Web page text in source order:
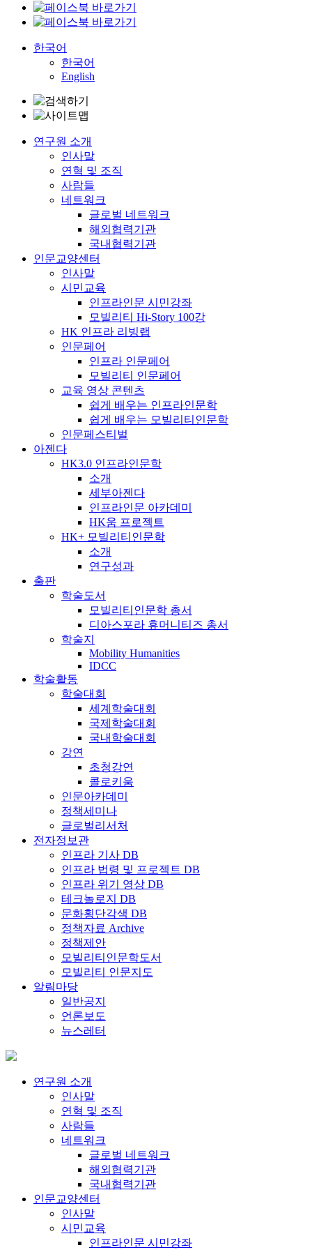
한국어
한국어
English
연구원 소개
인사말
연혁 및 조직
사람들
네트워크
글로벌 네트워크
해외협력기관
국내협력기관
인문교양센터
인사말
시민교육
인프라인문 시민강좌
모빌리티 Hi-Story 100강
HK 인프라 리빙랩
인문페어
인프라 인문페어
모빌리티 인문페어
교육 영상 콘텐츠
쉽게 배우는 인프라인문학
쉽게 배우는 모빌리티인문학
인문페스티벌
아젠다
HK3.0 인프라인문학
소개
세부아젠다
인프라인문 아카데미
HK움 프로젝트
HK+ 모빌리티인문학
소개
연구성과
출판
학술도서
모빌리티인문학 총서
디아스포라 휴머니티즈 총서
학술지
Mobility Humanities
IDCC
학술활동
학술대회
세계학술대회
국제학술대회
국내학술대회
강연
초청강연
콜로키움
인문아카데미
정책세미나
글로벌리서처
전자정보관
인프라 기사 DB
인프라 법령 및 프로젝트 DB
인프라 위기 영상 DB
테크놀로지 DB
문화횡단각색 DB
정책자료 Archive
정책제안
모빌리티인문학도서
모빌리티 인문지도
알림마당
일반공지
언론보도
뉴스레터
연구원 소개
인사말
연혁 및 조직
사람들
네트워크
글로벌 네트워크
해외협력기관
국내협력기관
인문교양센터
인사말
시민교육
인프라인문 시민강좌